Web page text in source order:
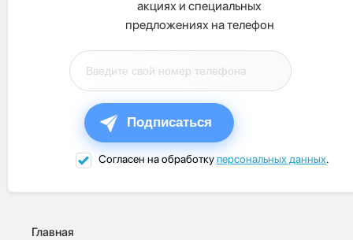
акциях и специальных
предложениях на телефон
Подписаться
Согласен на обработкуперсональных данных.
Главная